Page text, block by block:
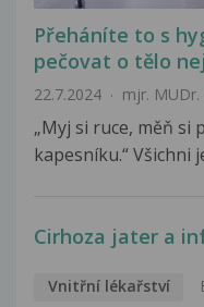
Přeháníte to s
pečovat o tělo
22.7.2024 mjr.
„Myj si ruce, měň si
kapesníku.“ Všichni
Cirhoza jater a
Vnitřní lékařství